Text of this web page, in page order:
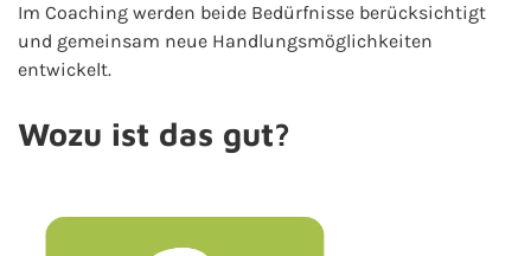
Im Coaching werden beide Bedürfnisse berücksichtigt
und gemeinsam neue Handlungsmöglichkeiten
entwickelt.
Wozu ist das gut?